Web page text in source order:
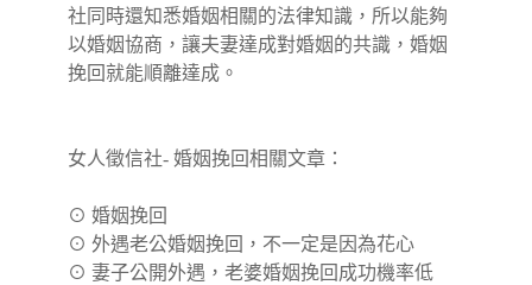
社同時還知悉婚姻相關的法律知識，所以能夠
以婚姻協商，讓夫妻達成對婚姻的共識，婚姻
挽回就能順離達成。
女人徵信社- 婚姻挽回相關文章：
⊙婚姻挽回
⊙外遇老公婚姻挽回，不一定是因為花心
⊙妻子公開外遇，老婆婚姻挽回成功機率低